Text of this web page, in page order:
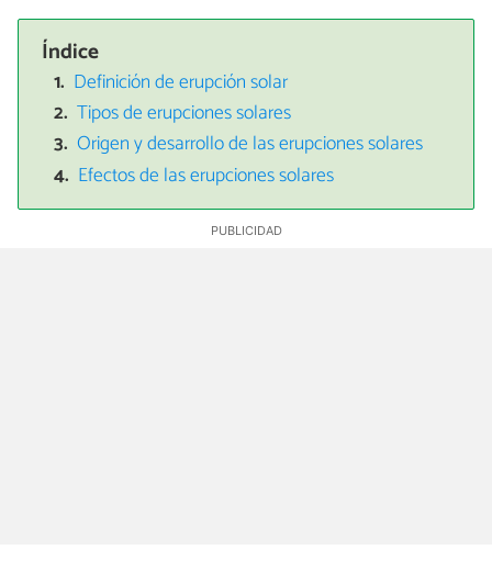
Índice
Definición de erupción solar
Tipos de erupciones solares
Origen y desarrollo de las erupciones solares
Efectos de las erupciones solares